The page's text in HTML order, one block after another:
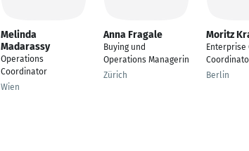
Melinda
Madarassy
Operations
Coordinator
Wien
Anna Fragale
Buying und
Operations Managerin
Zürich
Moritz
Enterprise
Berlin